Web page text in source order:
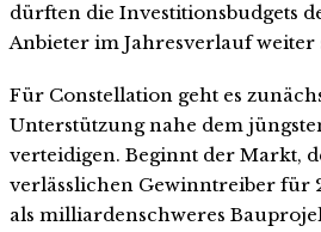
dürften die Investitionsbudgets
Anbieter im Jahresverlauf weiter
Für Constellation geht es
Unterstützung nahe dem
verteidigen. Beginnt der Markt,
verlässlichen Gewinntreiber für
als milliardenschweres